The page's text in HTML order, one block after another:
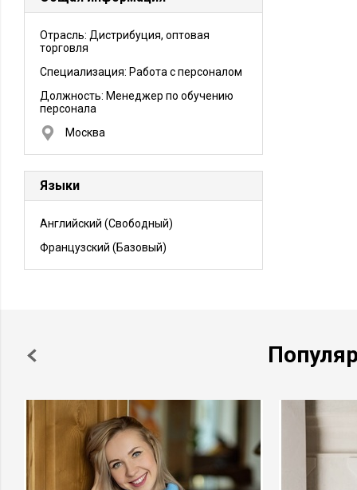
Отрасль: Дистрибуция, оптовая
торговля
Специализация: Работа с персоналом
Должность: Менеджер по обучению
персонала
Москва
Языки
Английский (Свободный)
Французский (Базовый)